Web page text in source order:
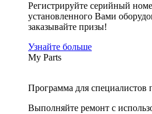
Регистрируйте серийный
установленного Вами
заказывайте призы!
Узнайте больше
My Parts
Программа для специалистов
Выполняйте ремонт с